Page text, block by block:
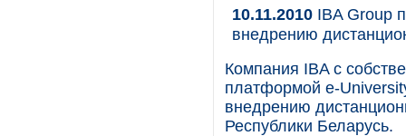
10.11.2010 IBA Group
внедрению
Компания IBA с
платформой e-
внедрению
Республики Беларусь.